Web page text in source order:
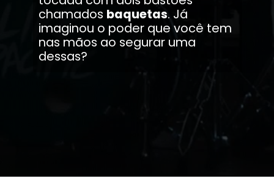
chamados baquetas. Já
imaginou o poder que você tem
nas mãos ao segurar uma
dessas?